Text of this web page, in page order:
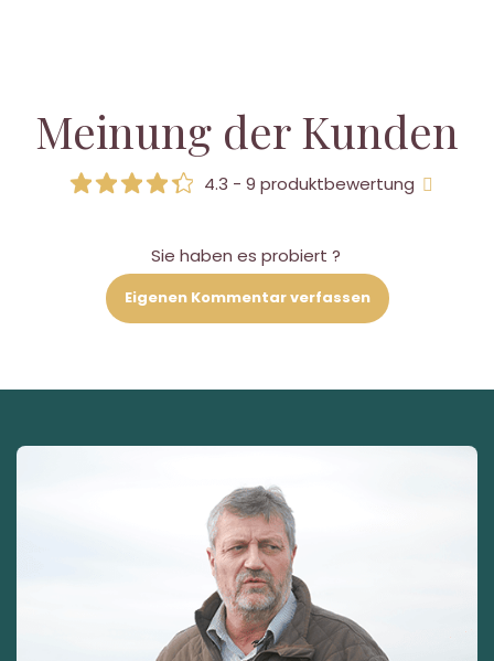
Meinung der Kunden
4.3 - 9 produktbewertung
Sie haben es probiert ?
Eigenen Kommentar verfassen